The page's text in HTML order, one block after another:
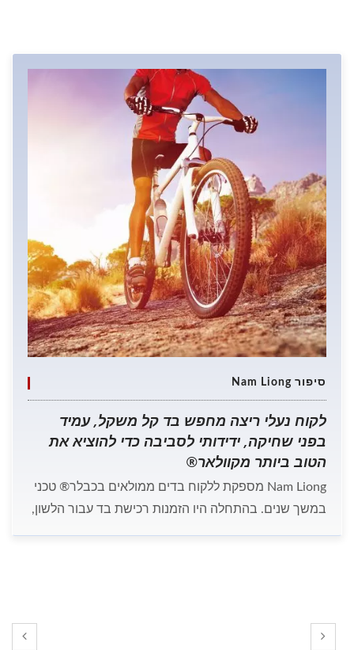
סיפור Nam Liong
לקוח נעלי ריצה מחפש בד קל משקל, עמיד
בפני שחיקה, ידידותי לסביבה כדי להוציא את
הטוב ביותר מקוולאר®
Nam Liong מספקת ללקוח בדים ממולאים בכבלר® טכני
במשך שנים. בהתחלה היו הזמנות רכישת בד עבור הלשון,
וביודגרדביליים, כימיקלים עדינים כאשר מייצרים בדים נגד
התזה, וכן הלאה.